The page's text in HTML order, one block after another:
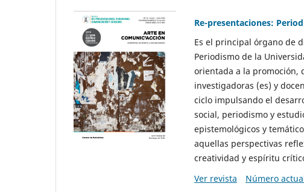
Re-presentaciones:
Es el principal órgano de
Periodismo de la
orientada a la promoción,
investigadoras (es) y
ciclo impulsando el
social, periodismo y
epistemológicos y
aquellas perspectivas
creatividad y espíritu
Ver revista
Número